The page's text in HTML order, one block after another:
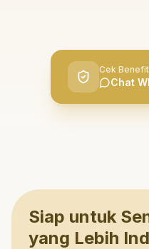
Cek
Chat
Siap untuk
yang Lebih